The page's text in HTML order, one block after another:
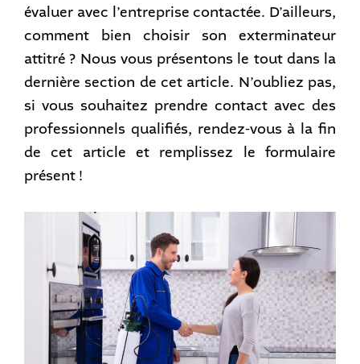
évaluer avec l’entreprise contactée. D’ailleurs,
comment bien choisir son exterminateur
attitré ? Nous vous présentons le tout dans la
dernière section de cet article. N’oubliez pas,
si vous souhaitez prendre contact avec des
professionnels qualifiés, rendez-vous à la fin
de cet article et remplissez le formulaire
présent !